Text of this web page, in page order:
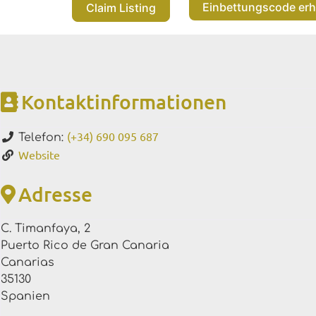
Claim Listing Einbettungscode
Kontaktinformationen
Telefon: (+34) 690 095 687
Website
Adresse
C. Timanfaya, 2
Puerto Rico de Gran Canaria
Canarias
35130
Spanien